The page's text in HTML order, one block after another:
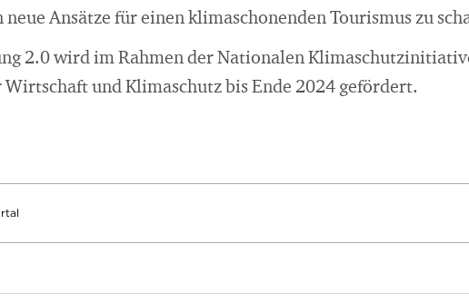
Ansätze für einen klimaschonenden Tourismus zu
2.0 wird im Rahmen der Nationalen
und Klimaschutz bis Ende 2024 gefördert.